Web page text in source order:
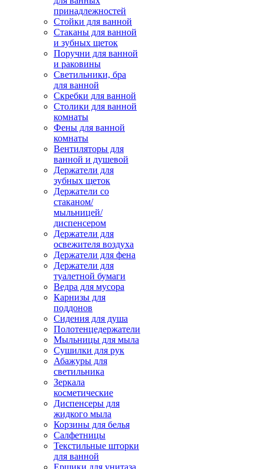
принадлежностей
Стойки для ванной
Стаканы для ванной
и зубных щеток
Поручни для ванной
и раковины
Светильники, бра
для ванной
Скребки для ванной
Столики для ванной
комнаты
Фены для ванной
комнаты
Вентиляторы для
ванной и душевой
Держатели для
зубных щеток
Держатели со
стаканом/
мыльницей/
диспенсером
Держатели для
освежителя воздуха
Держатели для фена
Держатели для
туалетной бумаги
Ведра для мусора
Карнизы для
поддонов
Сидения для душа
Полотенцедержатели
Мыльницы для мыла
Сушилки для рук
Абажуры для
светильника
Зеркала
косметические
Диспенсеры для
жидкого мыла
Корзины для белья
Салфетницы
Текстильные шторки
для ванной
Ершики для унитаза